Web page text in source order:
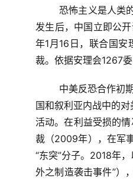
恐怖主义是人类
发生后，中国立即公
年1月16日，联合国安
裁。依据安理会1267
中美反恐合作初
国和叙利亚内战中的
活动。在利益受损的
裁（2009年），在军
“东突”分子。2018年
外之制造袭击事件”）